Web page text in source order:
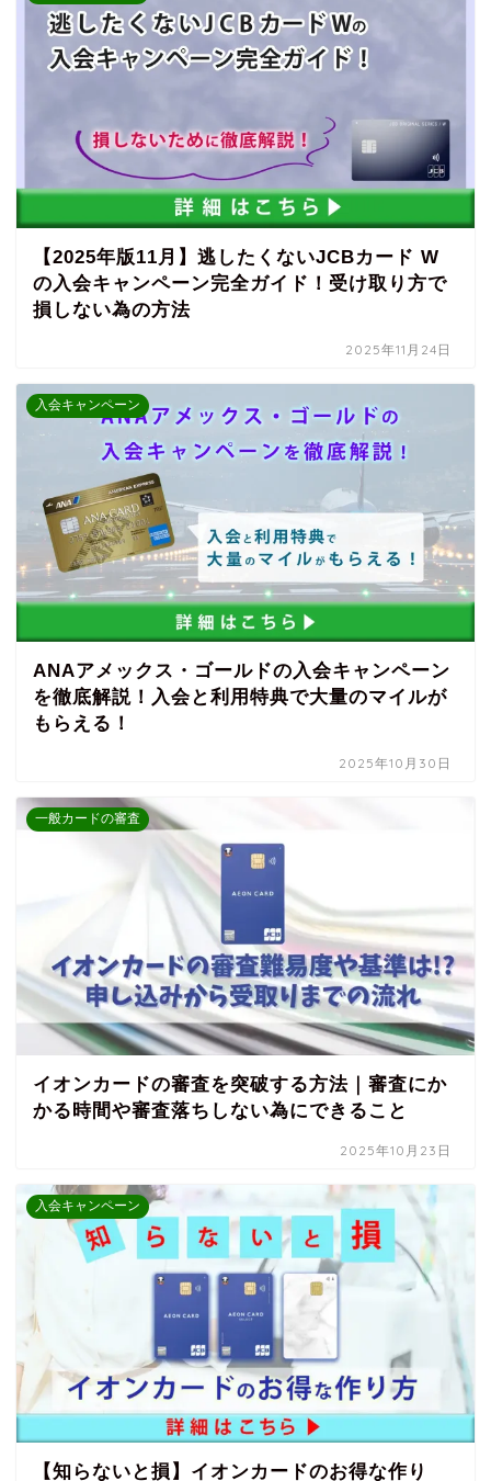
【2025年版11月】逃したくないJCBカード W
の入会キャンペーン完全ガイド！受け取り方で
損しない為の方法
2025年11月24日
入会キャンペーン
ANAアメックス・ゴールドの入会キャンペーン
を徹底解説！入会と利用特典で大量のマイルが
もらえる！
2025年10月30日
一般カードの審査
イオンカードの審査を突破する方法｜審査にか
かる時間や審査落ちしない為にできること
2025年10月23日
入会キャンペーン
【知らないと損】イオンカードのお得な作り